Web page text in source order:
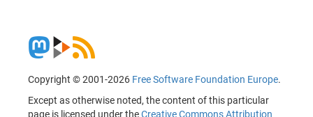
Copyright © 2001-2026 Free Software Foundation Europe.
Except as otherwise noted, the content of this particular
page is licensed under theCreative Commons Attribution